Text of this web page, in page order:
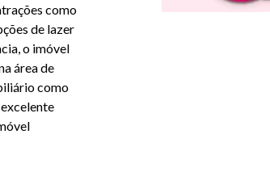
como
de lazer
o imóvel
área de
como